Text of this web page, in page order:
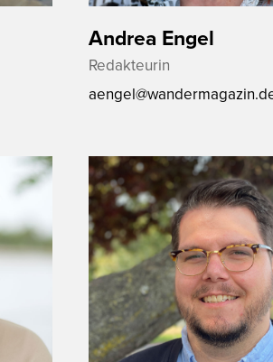
Andrea Engel
Redakteurin